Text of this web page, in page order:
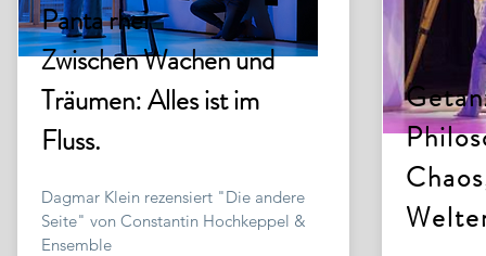
Panta rhei
Zwischen Wachen und
Träumen: Alles ist im
Fluss.
Dagmar Klein rezensiert "Die andere
Seite" von Constantin Hochkeppel &
Ensemble